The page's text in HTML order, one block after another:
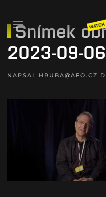
Snímek
2023-09-
NAPSAL HRUBA@AFO.CZ